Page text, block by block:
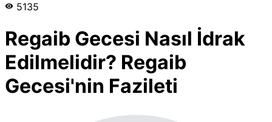
5135
Regaib Gecesi Nasıl İdrak
Edilmelidir? Regaib
Gecesi'nin Fazileti